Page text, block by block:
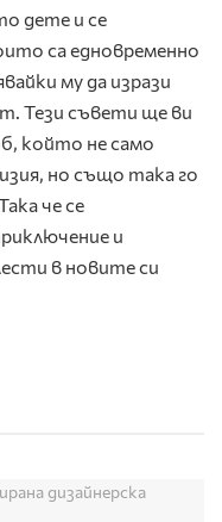
дете и се
са едновременно
му да изрази
Тези съвети ще ви
който не само
но също така го
че се
и
в новите си